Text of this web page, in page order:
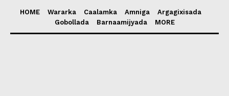
HOME Wararka Caalamka Amniga
Argagixisada
Gobollada
Barnaamijyada MORE